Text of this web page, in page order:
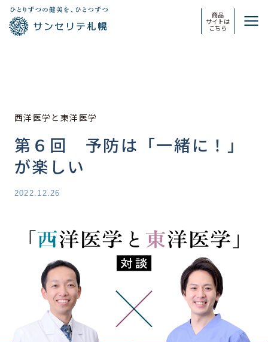
商品
サイトは
こちら
西洋医学と東洋医学
第６回 予防は「一緒に！」
が楽しい
2022.12.26